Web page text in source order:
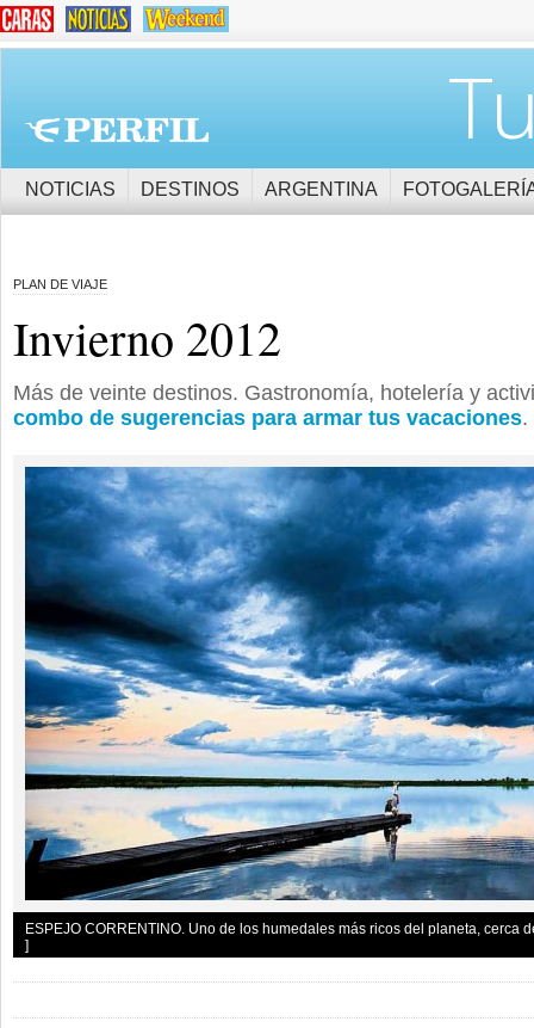
NOTICIAS DESTINOS ARGENTINA
PLAN DE VIAJE
Invierno 2012
Más de veinte destinos. Gastronomía, hotelería y
combo de sugerencias para armar tus vacaciones.
ESPEJO CORRENTINO. Uno de los humedales más ricos del planeta, cerca
]